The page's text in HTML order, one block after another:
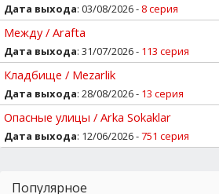
Дата выхода: 03/08/2026 - 8 серия
Между / Arafta
Дата выхода: 31/07/2026 - 113 серия
Кладбище / Mezarlik
Дата выхода: 28/08/2026 - 13 серия
Опасные улицы / Arka Sokaklar
Дата выхода: 12/06/2026 -751 серия
Популярное